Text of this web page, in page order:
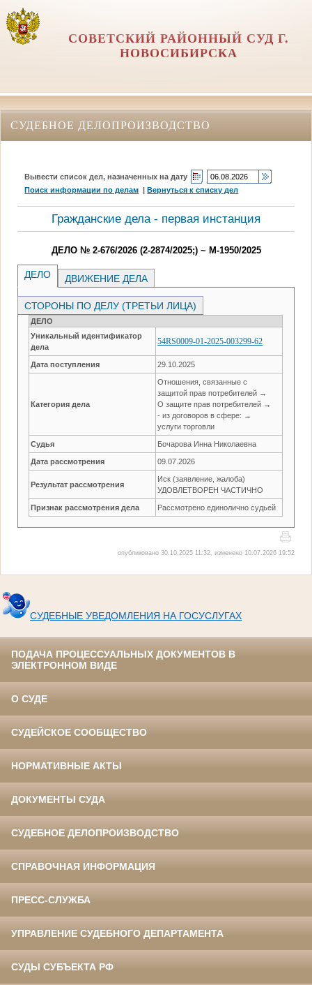
СОВЕТСКИЙ РАЙОННЫЙ СУД Г.
НОВОСИБИРСКА
СУДЕБНОЕ ДЕЛОПРОИЗВОДСТВО
Вывести список дел, назначенных на дату
Поиск информации по делам |Вернуться к списку дел
Гражданские дела - первая инстанция
ДЕЛО № 2-676/2026 (2-2874/2025;) ~ М-1950/2025
ДЕЛО ДВИЖЕНИЕ ДЕЛА
СТОРОНЫ ПО ДЕЛУ (ТРЕТЬИ ЛИЦА)
ДЕЛО
Уникальный идентификатор
дела
54RS0009-01-2025-003299-62
Дата поступления 29.10.2025
Категория дела
Отношения, связанные с
защитой прав потребителей →
О защите прав потребителей →
- из договоров в сфере: →
услуги торговли
Судья Бочарова Инна Николаевна
Дата рассмотрения 09.07.2026
Результат рассмотрения
Иск (заявление, жалоба)
УДОВЛЕТВОРЕН ЧАСТИЧНО
Признак рассмотрения дела Рассмотрено единолично судьей
опубликовано 30.10.2025 11:32, изменено 10.07.2026 19:52
СУДЕБНЫЕ УВЕДОМЛЕНИЯ НА ГОСУСЛУГАХ
ПОДАЧА ПРОЦЕССУАЛЬНЫХ ДОКУМЕНТОВ В
ЭЛЕКТРОННОМ ВИДЕ
О СУДЕ
СУДЕЙСКОЕ СООБЩЕСТВО
НОРМАТИВНЫЕ АКТЫ
ДОКУМЕНТЫ СУДА
СУДЕБНОЕ ДЕЛОПРОИЗВОДСТВО
СПРАВОЧНАЯ ИНФОРМАЦИЯ
ПРЕСС-СЛУЖБА
УПРАВЛЕНИЕ СУДЕБНОГО ДЕПАРТАМЕНТА
СУДЫ СУБЪЕКТА РФ